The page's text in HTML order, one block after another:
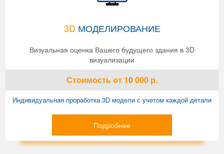
3D МОДЕЛИРОВАНИЕ
Визуальная оценка Вашего будущего здания в 3D
визуализации
Стоимостьот 10 000 р.
Индивидуальная проработка 3D модели с учетом каждой детали
Подробнее